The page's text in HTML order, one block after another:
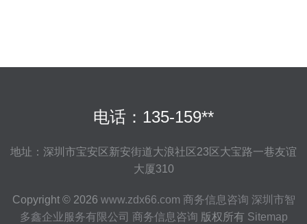
电话：135-159**
地址：深圳市宝安区新安街道大浪社区23区大宝路一巷友谊
大厦310
Copyright © 2026 www.zdx66.com 商务信息咨询 深圳市智
多鑫企业服务有限公司 商务信息咨询 版权所有 Sitemap